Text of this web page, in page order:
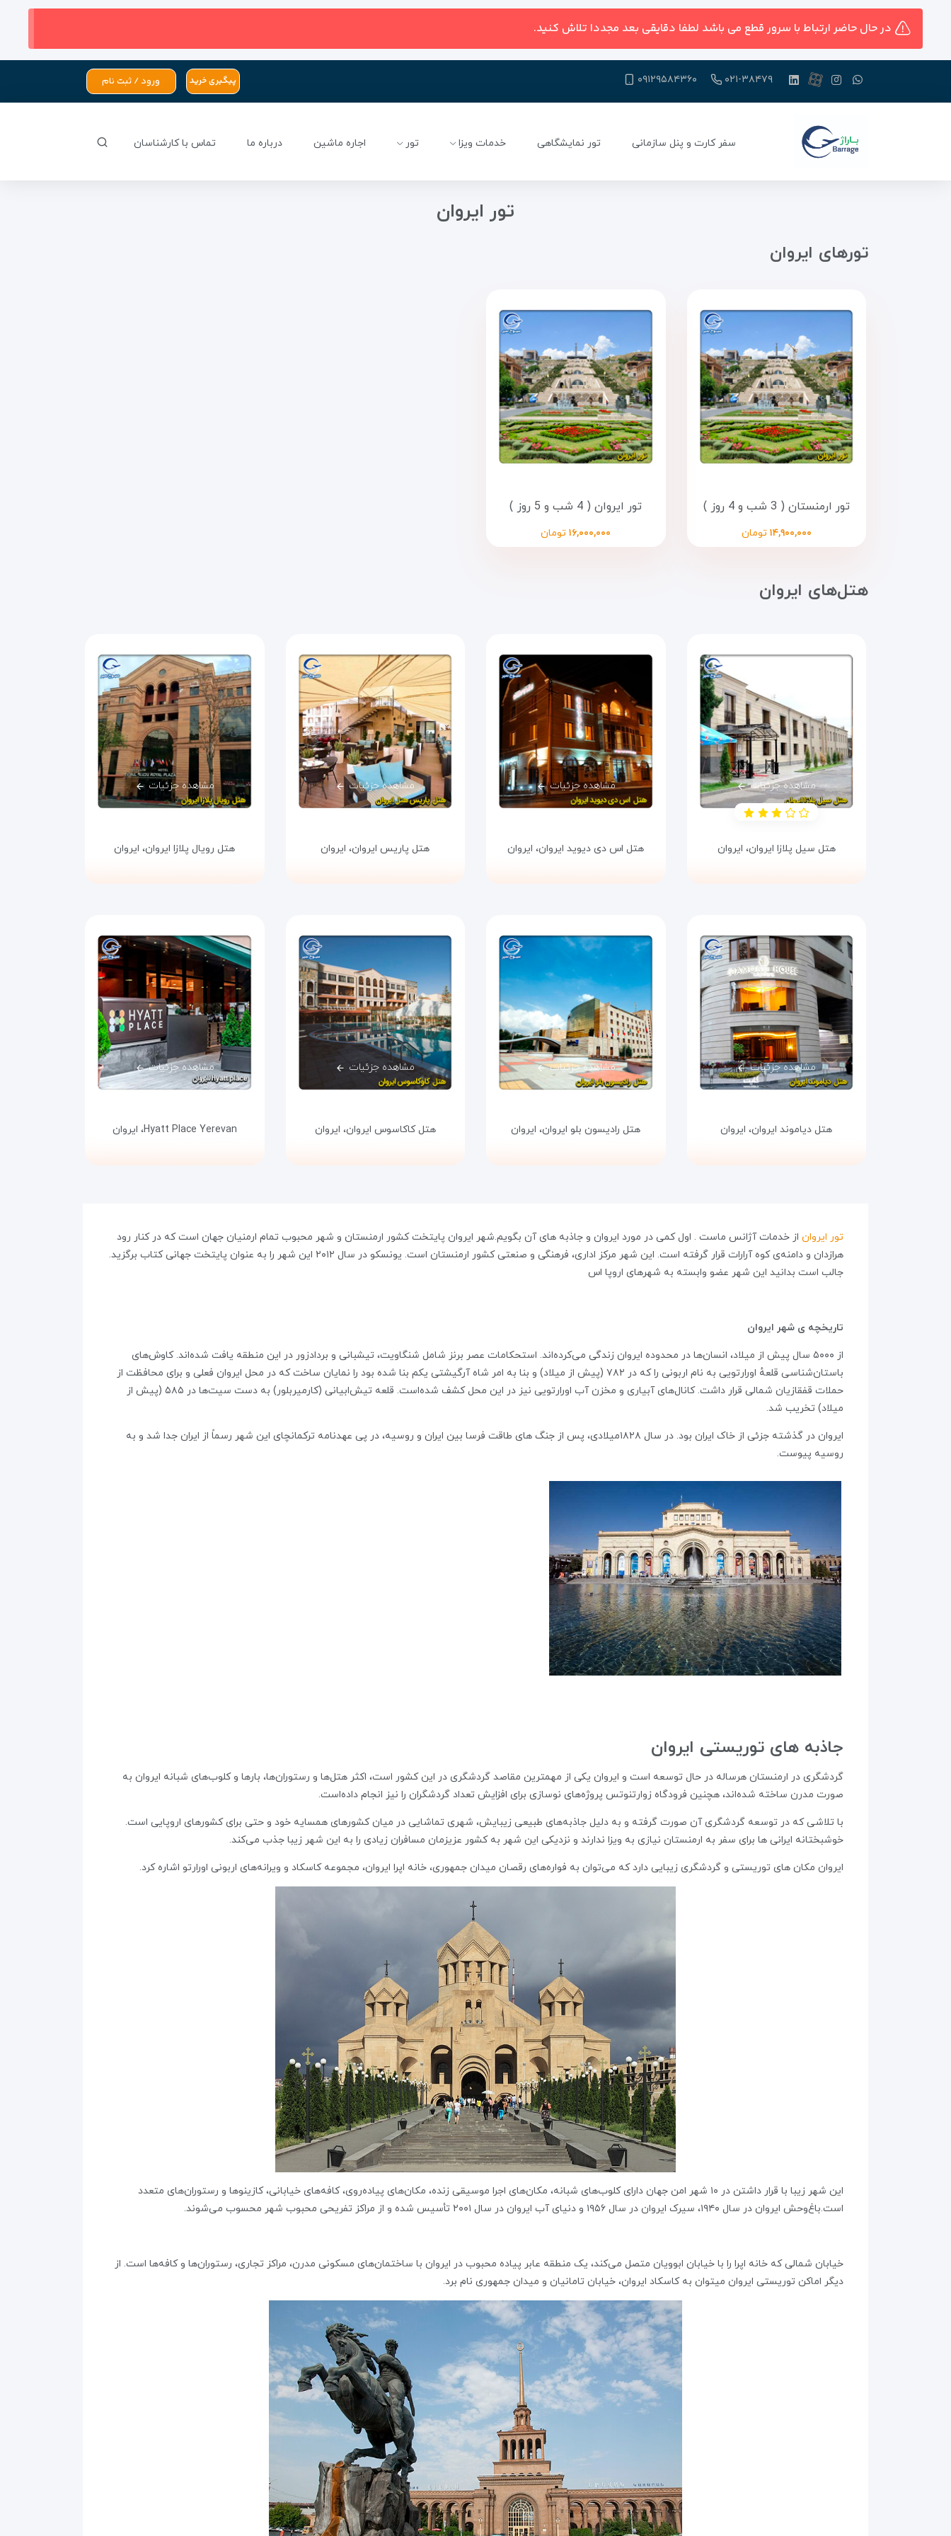
در حال حاضر ارتباط با سرور قطع می باشد لطفا دقایقی بعد مجددا تلاش کنید.
۰۲۱-۳۸۴۷۹ ۰۹۱۲۹۵۸۴۳۶۰ پیگیری خرید ورود / ثبت نام
سفر کارت و پنل سازمانی تور نمایشگاهی خدمات ویزا تور اجاره ماشین درباره ما تماس با کارشناسان
تور ایروان
تور‌های ایروان
تور ارمنستان ( 3 شب و 4 روز )
۱۴,۹۰۰,۰۰۰ تومان
تور ایروان ( 4 شب و 5 روز )
۱۶,۰۰۰,۰۰۰تومان
هتل‌های ایروان
مشاهده جزئیات
هتل سیل پلازا ایروان، ایروان
مشاهده جزئیات
هتل اس دی دیوید ایروان، ایروان
مشاهده جزئیات
هتل پاریس ایروان، ایروان
مشاهده جزئیات
هتل رویال پلازا ایروان، ایروان
مشاهده جزئیات
هتل دیاموند ایروان، ایروان
مشاهده جزئیات
هتل رادیسون بلو ایروان، ایروان
مشاهده جزئیات
هتل کاکاسوس ایروان، ایروان
مشاهده جزئیات
Hyatt Place Yerevan، ایروان
تور ایروان از خدمات آژانس ماست . اول کمی در مورد ایروان و جاذبه های آن بگویم.شهر ایروان پایتخت کشور ارمنستان و شهر محبوب تمام ارمنیان جهان است که در کنار رود
هرازدان و دامنه‌ی کوه آرارات قرار گرفته است. این شهر مرکز اداری، فرهنگی و صنعتی کشور ارمنستان است. یونسکو در سال ۲۰۱۲ این شهر را به عنوان پایتخت جهانی کتاب برگزید.
جالب است بدانید این شهر عضو وابسته به شهرهای اروپا اس
تاریخچه ی شهر ایروان
از ۵۰۰۰ سال پیش از میلاد، انسان‌ها در محدوده ایروان زندگی می‌کرده‌اند. استحکامات عصر برنز شامل شنگاویت، تیشبانی و بردادزور در این منطقه یافت شده‌اند. کاوش‌های
باستان‌شناسی قلعهٔ اورارتویی به نام اربونی را که در ۷۸۲ (پیش از میلاد) و بنا به امر شاه آرگیشتی یکم بنا شده بود را نمایان ساخت که در محل ایروان فعلی و برای محافظت از
حملات قفقازیان شمالی قرار داشت. کانال‌های آبیاری و مخزن آب اورارتویی نیز در این محل کشف شده‌است. قلعه تیش‌ابیانی (کارمیربلور) به دست سیت‌ها در ۵۸۵ (پیش از
میلاد) تخریب شد.
ایروان در گذشته جزئی از خاک ایران بود. در سال ١٨٢٨میلادی، پس از جنگ های طاقت فرسا بین ایران و روسیه، در پی عهدنامه ترکمانچای این شهر رسماً از ایران جدا شد و به
روسیه پیوست.
جاذبه های توریستی ایروان
گردشگری در ارمنستان هرساله در حال توسعه است و ایروان یکی از مهمترین مقاصد گردشگری در این کشور است، اکثر هتل‌ها و رستوران‌ها، بارها و کلوب‌های شبانه ایروان به
صورت مدرن ساخته شده‌اند، هچنین فرودگاه زوارتنوتس پروژه‌های نوسازی برای افزایش تعداد گردشگران را نیز انجام داده‌است.
با تلاشی که در توسعه‌ گردشگری آن صورت گرفته و به دلیل جاذبه‌های طبیعی زیبایش، شهری تماشایی در میان کشورهای همسایه خود و حتی برای کشورهای اروپایی است.
خوشبختانه ایرانی ها برای سفر به ارمنستان نیازی به ویزا ندارند و نزدیکی این شهر به کشور عزیزمان مسافران زیادی را به این شهر زیبا جذب می‌کند.
ایروان مکان های توریستی و گردشگری زیبایی دارد که می‌توان به فواره‌های رقصان میدان جمهوری، خانه اپرا ایروان، مجموعه کاسکاد و ویرانه‌های اربونی اورارتو اشاره کرد.
این شهر زیبا با قرار داشتن در ۱۰ شهر امن جهان دارای کلوب‌های شبانه، مکان‌های اجرا موسیقی زنده، مکان‌های پیاده‌روی، کافه‌های خیابانی، کازینوها و رستوران‌های متعدد
است.باغ‌وحش ایروان در سال ۱۹۴۰، سیرک ایروان در سال ۱۹۵۶ و دنیای آب ایروان در سال ۲۰۰۱ تأسیس شده و از مراکز تفریحی محبوب شهر محسوب می‌شوند.
خیابان شمالی که خانه اپرا را با خیابان ابوویان متصل می‌کند، یک منطقه عابر پیاده محبوب در ایروان با ساختمان‌های مسکونی مدرن، مراکز تجاری، رستوران‌ها و کافه‌ها است. از
دیگر اماکن توریستی ایروان میتوان به کاسکاد ایروان، خیابان تامانیان و میدان جمهوری نام برد.